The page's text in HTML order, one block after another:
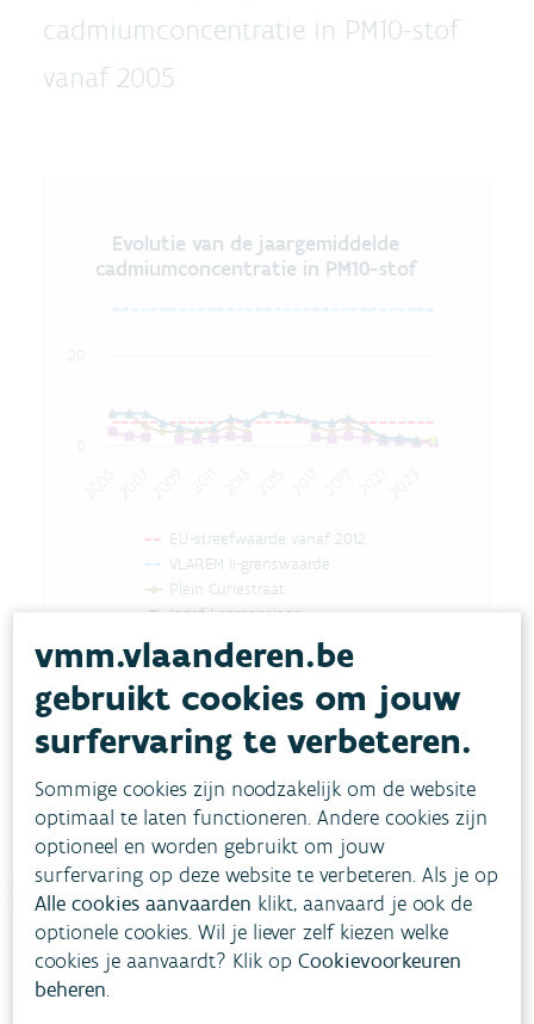
cadmiumconcentratie in PM10-stof
vanaf 2005
Evolutie van de
Line chart with 6 lines.
The chart has 1 X axis displaying categories.
Evolutie van de jaargemiddelde
cadmiumconcentratie in PM10-stof
EU-streefwaarde vanaf 2012
VLAREM II-grenswaarde
Plein Curiestraat
Jozef Leemanslaan
Edisonstraat
Achturendagstraat
End of interactive chart.
Bron:
Heb je vragen?
vmm.vlaanderen.be
gebruikt cookies om jouw
surfervaring te verbeteren.
Sommige cookies zijn noodzakelijk om de website
optimaal te laten functioneren. Andere cookies zijn
optioneel en worden gebruikt om jouw
surfervaring op deze website te verbeteren. Als je op
Alle cookies aanvaarden klikt, aanvaard je ook de
optionele cookies. Wil je liever zelf kiezen welke
cookies je aanvaardt? Klik opCookievoorkeuren
beheren.